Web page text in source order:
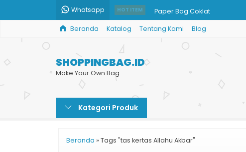
Whatsapp HOT ITEM Paper Bag Coklat
Paper Bag Brownies
Paper Bag Kotak Souvenir
Cetak Kantong Belanja Murah
Tas Kertas Untuk Nasi Box
Beranda Katalog Tentang Kami Blog
SHOPPINGBAG.ID
Make Your Own Bag
Kategori Produk
Beranda » Tags "tas kertas Allahu Akbar"